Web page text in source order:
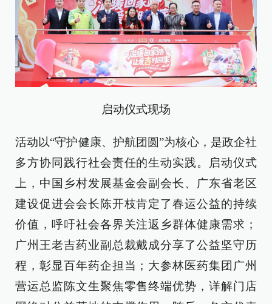
启动仪式现场
活动以“守护健康、护航团圆”为核心，是政企社
多方协同践行社会责任的生动实践。启动仪式
上，中国乡村发展基金会副会长、广东省老区
建设促进会会长陈开枝肯定了春运公益的持续
价值，呼吁社会各界关注返乡群体健康需求；
广州王老吉药业副总裁戴成分享了公益坚守历
程，彰显百年药企担当；大参林医药集团广州
营运总监陈文生聚焦零售终端优势，详解门店